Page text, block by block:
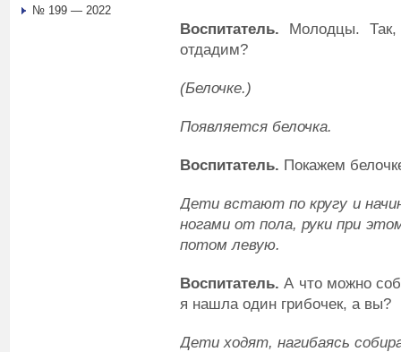
Воспитатель. Молодцы.
отдадим?
(Белочке.)
Появляется белочка.
Воспитатель. Покажем
Дети встают по кругу и
ногами от пола, руки при
потом левую.
Воспитатель. А что можно
я нашла один грибочек, а вы?
Дети ходят, нагибаясь
№ 199 — 2022